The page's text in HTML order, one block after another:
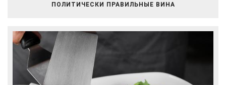
ПОЛИТИЧЕСКИ ПРАВИЛЬНЫЕ ВИНА